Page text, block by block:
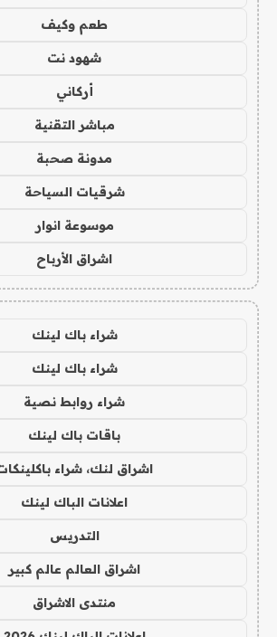
طعم وكيف
شهود نت
أركاني
مباشر التقنية
مدونة صحبة
شرقيات السياحة
موسوعة انوار
اشراق الأرباح
شراء باك لينك
شراء باك لينك
شراء روابط نصية
باقات باك لينك
اشراق لنك، شراء
اعلانات الباك لينك
التدريس
اشراق العالم عالم كبير
منتدى الاشراق